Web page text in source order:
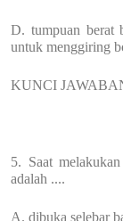
D. tumpuan berat
untuk menggiring
KUNCI
5. Saat
adalah ....
A. dibuka selebar